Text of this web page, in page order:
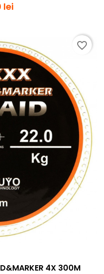
lei
4X 300M
favorite_border